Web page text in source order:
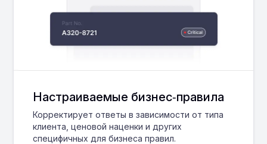
Настраиваемые бизнес‑правила
Корректирует ответы в зависимости от типа
клиента, ценовой наценки и других
специфичных для бизнеса правил.